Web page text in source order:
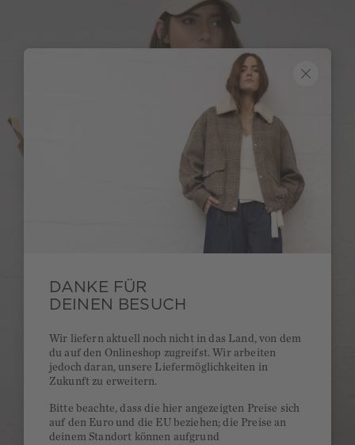
DANKE FÜR
DEINEN BESUCH
Wir liefern aktuell noch nicht in das Land, von dem
du auf den Onlineshop zugreifst. Wir arbeiten
jedoch daran, unsere Liefermöglichkeiten in
Zukunft zu erweitern.
Bitte beachte, dass die hier angezeigten Preise sich
auf den Euro und die EU beziehen; die Preise an
deinem Standort können aufgrund